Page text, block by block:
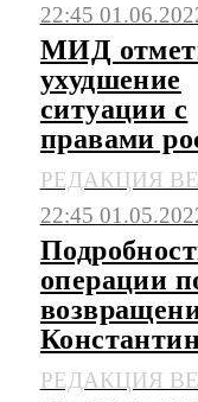
22:45
МИД
ухудшение
ситуации с
правами
за рубежом
РЕДАКЦИЯ
22:45
операции
Ярошенко
РЕДАКЦИЯ